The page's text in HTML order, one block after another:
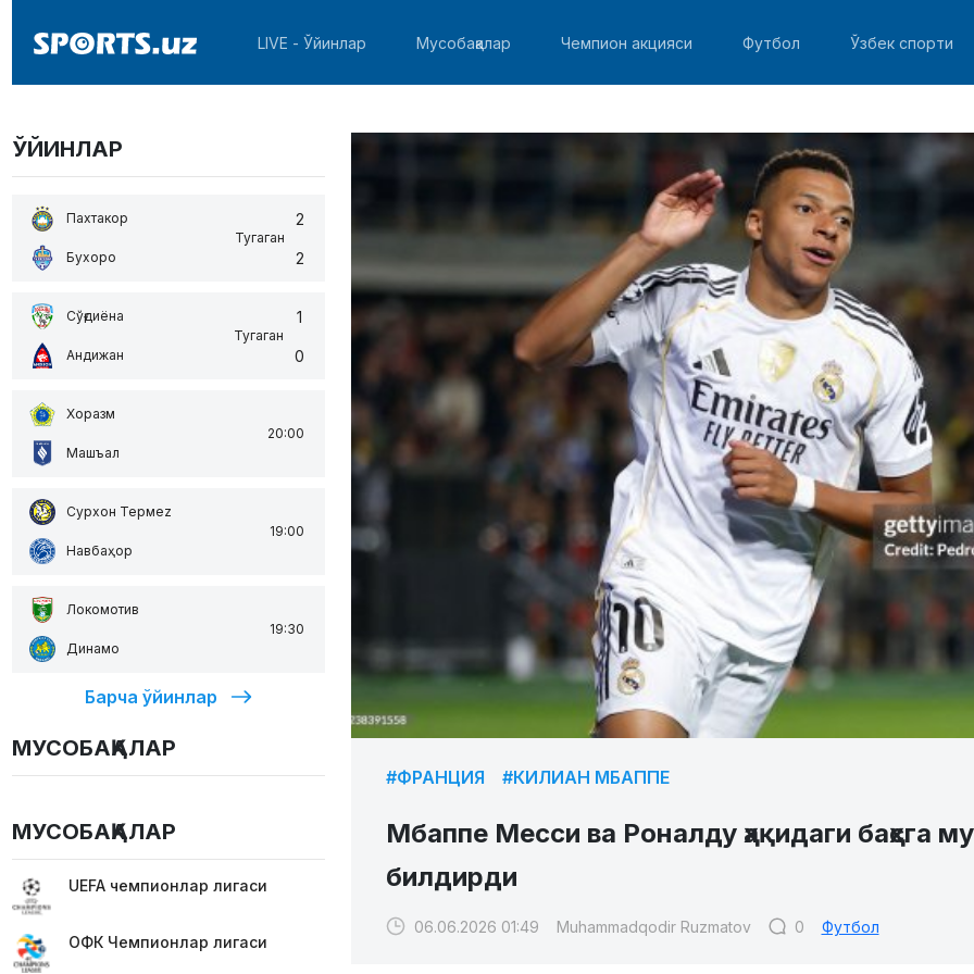
LIVE - Ўйинлар Мусобақалар Чемпион акцияси Футбол Ўзбек спорти
ЎЙИНЛАР
Пахтакор
Бухоро
Тугаган
2
2
Сўғдиёна
Андижан
Тугаган
1
0
Хоразм
Машъал
20:00
Сурхон Термеz
Навбаҳор
19:00
Локомотив
Динамо
19:30
Барча ўйинлар
МУСОБАҚАЛАР
МУСОБАҚАЛАР
UEFA чемпионлар лигаси
ОФК Чемпионлар лигаси
#ФРАНЦИЯ #КИЛИАН МБАППЕ
Мбаппе Месси ва Роналду ҳақидаги баҳсга
билдирди
06.06.2026 01:49 Muhammadqodir Ruzmatov 0 Футбол